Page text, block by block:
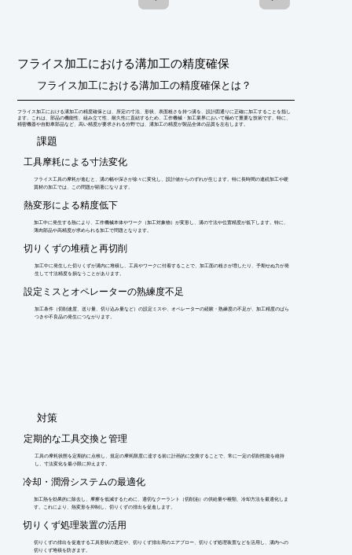
フライス加工における溝加工の精度確保
フライス加工における溝加工の精度確保とは？
フライス加工における溝加工の精度確保とは、所定の寸法、形状、表面粗さを持つ溝を、設計図通りに正確に加工することを指し
ます。これは、部品の機能性、組み立て性、耐久性に直結するため、工作機械・加工業界において極めて重要な技術です。特に、
精密機器や自動車部品など、高い精度が要求される分野では、溝加工の精度が製品全体の品質を左右します。
​課題
工具摩耗による寸法変化
フライス工具の摩耗が進むと、溝の幅や深さが徐々に変化し、設計値からのずれが生じます。特に長時間の連続加工や硬
質材の加工では、この問題が顕著になります。
熱変形による精度低下
加工中に発生する熱により、工作機械本体やワーク（加工対象物）が変形し、溝の寸法や位置精度が低下します。特に、
薄肉部品や高精度が求められる加工で問題となります。
切りくずの堆積と再切削
加工中に発生した切りくずが溝内に堆積し、工具やワークに付着することで、加工面の粗さが増したり、予期せぬ力が発
生して寸法精度を損なうことがあります。
設定ミスとオペレーターの熟練度不足
加工条件（切削速度、送り量、切り込み量など）の設定ミスや、オペレーターの経験・熟練度の不足が、加工精度のばら
つきや不良品の発生につながります。
​対策
定期的な工具交換と管理
工具の摩耗状態を定期的に点検し、規定の摩耗限度に達する前に計画的に交換することで、常に一定の切削性能を維持
し、寸法変化を最小限に抑えます。
冷却・潤滑システムの最適化
加工熱を効果的に除去し、摩擦を低減するために、適切なクーラント（切削油）の供給量や種類、冷却方法を最適化しま
す。これにより、熱変形を抑制し、切りくずの排出を促進します。
切りくず処理装置の活用
切りくずの排出を促進する工具形状の選定や、切りくず排出用のエアブロー、切りくず処理装置などを活用し、溝内への
切りくず堆積を防ぎます。